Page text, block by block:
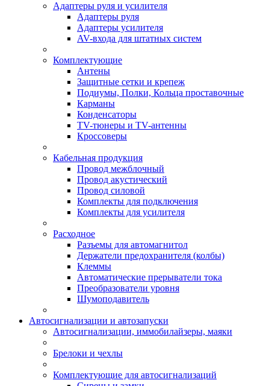
Адаптеры руля и усилителя
Адаптеры руля
Адаптеры усилителя
AV-входа для штатных систем
Комплектующие
Антены
Защитные сетки и крепеж
Подиумы, Полки, Кольца проставочные
Карманы
Конденсаторы
TV-тюнеры и TV-антенны
Кроссоверы
Кабельная продукция
Провод межблочный
Провод акустический
Провод силовой
Комплекты для подключения
Комплекты для усилителя
Расходное
Разъемы для автомагнитол
Держатели предохранителя (колбы)
Клеммы
Автоматические прерыватели тока
Преобразователи уровня
Шумоподавитель
Автосигнализации и автозапуски
Автосигнализации, иммобилайзеры, маяки
Брелоки и чехлы
Комплектующие для автосигнализаций